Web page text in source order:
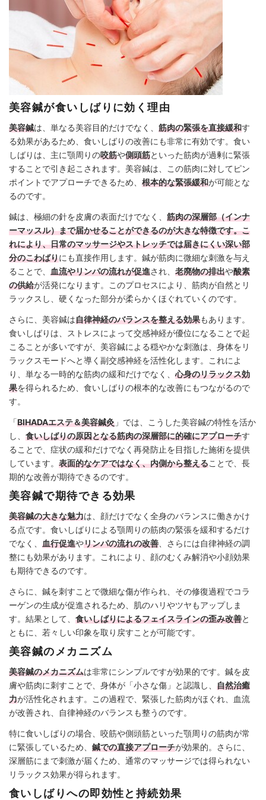
美容鍼が食いしばりに効く理由
美容鍼は、単なる美容目的だけでなく、 筋肉の緊張を直接緩和す
る効果があるため、食いしばりの改善にも非常に有効です。食い
しばりは、主に顎周りの咬筋や側頭筋といった筋肉が過剰に緊張
することで引き起こされます。美容鍼は、この筋肉に対してピン
ポイントでアプローチできるため、 根本的な緊張緩和が可能とな
るのです。
鍼は、極細の針を皮膚の表面だけでなく、 筋肉の深層部（インナ
ーマッスル）まで届かせることができるのが大きな特徴です。こ
れにより、日常のマッサージやストレッチでは届きにくい深い部
分のこわばりにも直接作用します。鍼が筋肉に微細な刺激を与え
ることで、 血流やリンパの流れが促進され、 老廃物の排出や酸素
の供給が活発になります。このプロセスにより、筋肉が自然とリ
ラックスし、硬くなった部分が柔らかくほぐれていくのです。
さらに、美容鍼は自律神経のバランスを整える効果もあります。
食いしばりは、ストレスによって交感神経が優位になることで起
こることが多いですが、美容鍼による穏やかな刺激は、身体をリ
ラックスモードへと導く副交感神経を活性化します。これによ
り、単なる一時的な筋肉の緩和だけでなく、 心身のリラックス効
果を得られるため、食いしばりの根本的な改善にもつながるので
す。
「BIHADAエステ＆美容鍼灸 」では、こうした美容鍼の特性を活か
し、 食いしばりの原因となる筋肉の深層部に的確にアプローチす
ることで、症状の緩和だけでなく再発防止を目指した施術を提供
しています。 表面的なケアではなく、内側から整えることで、長
期的な改善が期待できるのです。
美容鍼で期待できる効果
美容鍼の大きな魅力は、顔だけでなく全身のバランスに働きかけ
る点です。食いしばりによる顎周りの筋肉の緊張を緩和するだけ
でなく、 血行促進やリンパの流れの改善 、さらには自律神経の調
整にも効果があります。これにより、顔のむくみ解消や小顔効果
も期待できるのです。
さらに、鍼を刺すことで微細な傷が作られ、その修復過程でコラ
ーゲンの生成が促進されるため、肌のハリやツヤもアップしま
す。結果として、 食いしばりによるフェイスラインの歪み改善と
ともに、若々しい印象を取り戻すことが可能です。
美容鍼のメカニズム
美容鍼のメカニズムは非常にシンプルですが効果的です。鍼を皮
膚や筋肉に刺すことで、身体が「小さな傷」と認識し、 自然治癒
力が活性化されます。この過程で、緊張した筋肉がほぐれ、血流
が改善され、自律神経のバランスも整うのです。
特に食いしばりの場合、咬筋や側頭筋といった顎周りの筋肉が常
に緊張しているため、 鍼での直接アプローチが効果的。さらに、
深層筋にまで刺激が届くため、通常のマッサージでは得られない
リラックス効果が得られます。
食いしばりへの即効性と持続効果